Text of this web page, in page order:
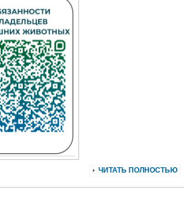
ЧИТАТЬ ПОЛНОСТЬЮ